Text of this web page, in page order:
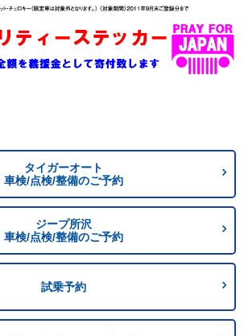
タイガーオート
車検/点検/整備のご予約
ジープ所沢
車検/点検/整備のご予約
試乗予約